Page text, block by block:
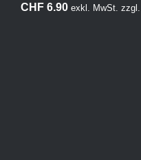
CHF6.90 exkl. MwSt. zzgl.